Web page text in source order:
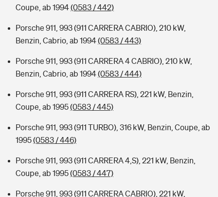
Coupe, ab 1994(0583 / 442)
Porsche 911, 993 (911 CARRERA CABRIO), 210 kW,
Benzin, Cabrio, ab 1994(0583 / 443)
Porsche 911, 993 (911 CARRERA 4 CABRIO), 210 kW,
Benzin, Cabrio, ab 1994(0583 / 444)
Porsche 911, 993 (911 CARRERA RS), 221 kW, Benzin,
Coupe, ab 1995(0583 / 445)
Porsche 911, 993 (911 TURBO), 316 kW, Benzin, Coupe, ab
1995(0583 / 446)
Porsche 911, 993 (911 CARRERA 4,S), 221 kW, Benzin,
Coupe, ab 1995(0583 / 447)
Porsche 911, 993 (911 CARRERA CABRIO), 221 kW,